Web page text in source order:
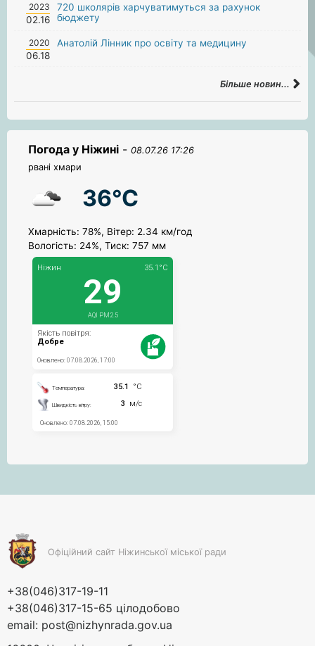
2023
02.16
720 школярів харчуватимуться за рахунок
бюджету
2020
06.18
Анатолій Лінник про освіту та медицину
Більше новин...
Погода у Ніжині - 08.07.26 17:26
рвані хмари
36°C
Хмарність: 78%, Вітер: 2.34 км/год
Вологість: 24%, Тиск: 757 мм
Офіційний сайт Ніжинської міської ради
+38(046)317-19-11
+38(046)317-15-65 цілодобово
email: post@nizhynrada.gov.ua